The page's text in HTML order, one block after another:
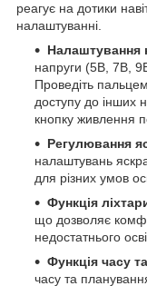
реагує на дотики
налаштуванні.
Налаштування
напруги (5В, 7В,
Проведіть
доступу до інших
кнопку живлення
Регулювання
налаштувань
для різних умов
Функція
що дозволяє
недостатнього
Функція часу
часу та